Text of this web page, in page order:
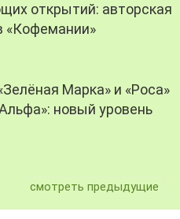
открытий: авторская
«Кофемании»
Марка» и «Роса»
новый уровень
смотреть предыдущие